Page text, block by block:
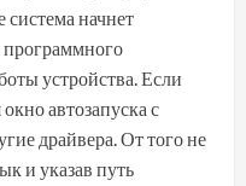
система начнет
программного
устройства. Если
автозапуска с
драйвера. От того не
и указав путь